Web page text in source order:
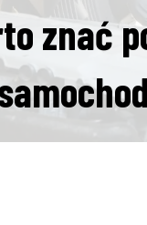
znać